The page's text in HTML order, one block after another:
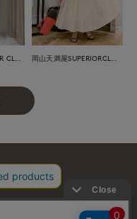
プライバシーポリシー